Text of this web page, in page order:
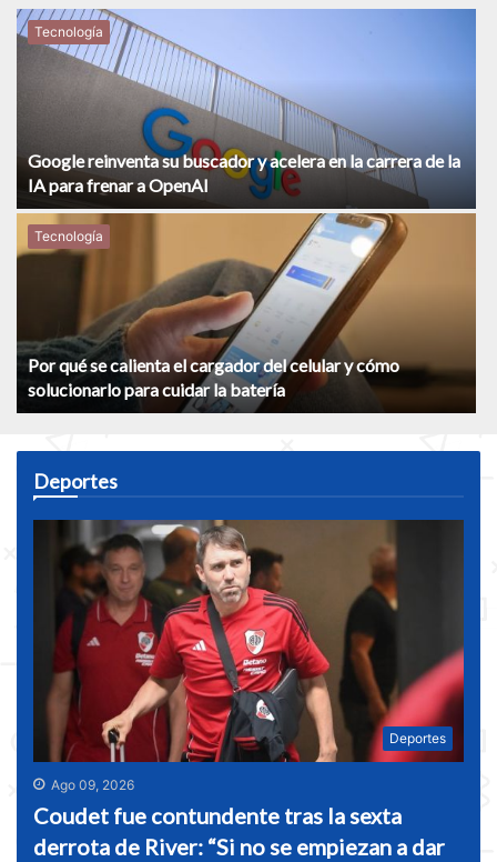
Tecnología
Google reinventa su buscador y acelera en la carrera de la
IA para frenar a OpenAI
Tecnología
Por qué se calienta el cargador del celular y cómo
solucionarlo para cuidar la batería
Deportes
Deportes
Ago 09, 2026
Coudet fue contundente tras la sexta
derrota de River: “Si no se empiezan a dar